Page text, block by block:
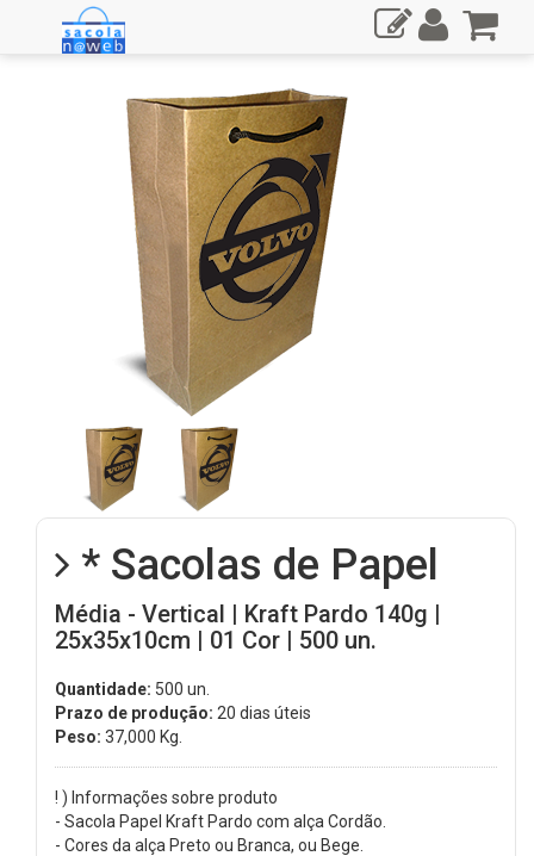
* Sacolas de Papel
Média - Vertical | Kraft Pardo 140g |
25x35x10cm | 01 Cor | 500 un.
Quantidade: 500 un.
Prazo de produção: 20 dias úteis
Peso: 37,000 Kg.
! ) Informações sobre produto
- Sacola Papel Kraft Pardo com alça Cordão.
- Cores da alça Preto ou Branca, ou Bege.